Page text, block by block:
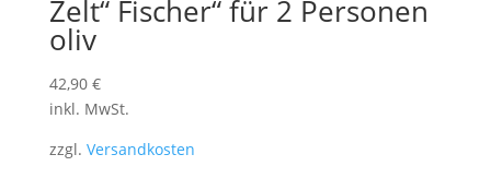
Zelt“ Fischer“ für 2 Personen
oliv
42,90 €
inkl. MwSt.
zzgl. Versandkosten